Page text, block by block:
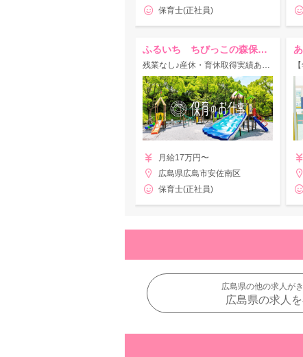
保育士(正社員)
ふるいち ちびっこの森保育園
残業なし♪産休・育休取得実績あり！駅徒歩3分◎特色ある保育で個性を育む認可園！
月給17万円〜
広島県広島市安佐南区
保育士(正社員)
広島県の他の求人が
広島県の求人